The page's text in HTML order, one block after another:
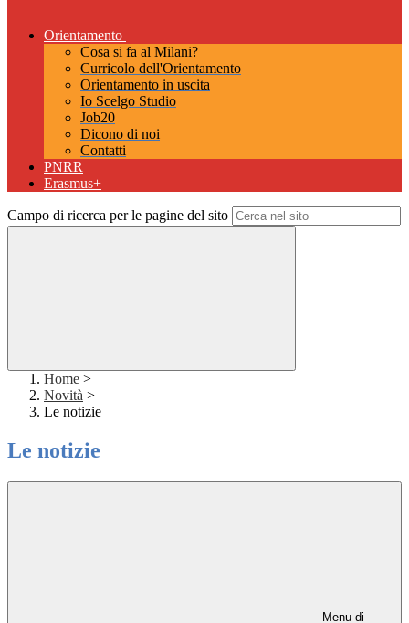
Orientamento
Cosa si fa al Milani?
Curricolo dell'Orientamento
Orientamento in uscita
Io Scelgo Studio
Job20
Dicono di noi
Contatti
PNRR
Erasmus+
Campo di ricerca per le pagine del sito
Home >
Novità >
Le notizie
Le notizie
Menu di